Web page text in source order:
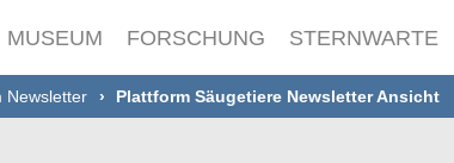
MUSEUM FORSCHUNG STERNWARTE
Newsletter Plattform Säugetiere Newsletter Ansicht